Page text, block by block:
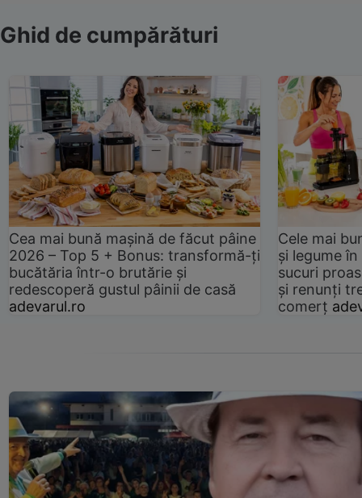
Ghid de cumpărături
Cea mai bună mașină de făcut pâine
2026 – Top 5 + Bonus: transformă-ți
bucătăria într-o brutărie și
redescoperă gustul pâinii de casă
adevarul.ro
Cele mai
și legume
sucuri
și renunți
comerț